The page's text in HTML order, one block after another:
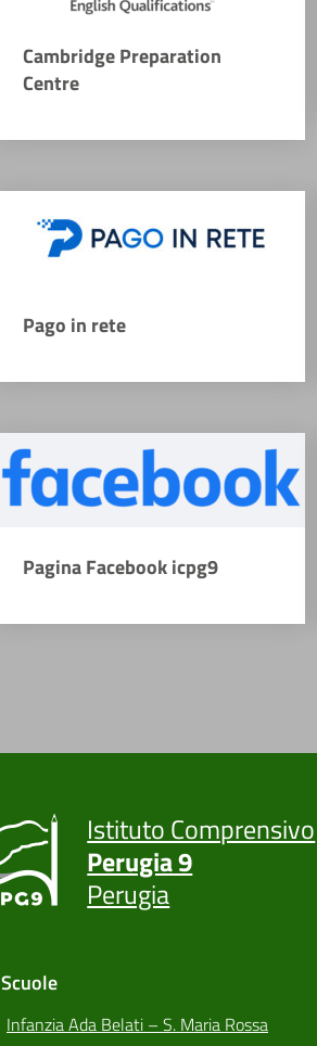
Cambridge Preparation
Centre
Pago in rete
Pagina Facebook icpg9
Istituto Comprensivo
Perugia 9
Perugia
Scuole
Infanzia Ada Belati – S. Maria Rossa